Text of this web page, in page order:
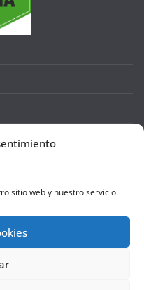
sitio web y nuestro servicio.